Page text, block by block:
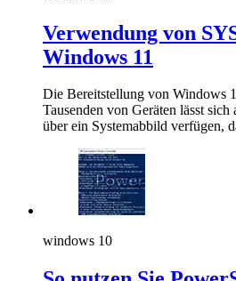
Verwendung von
Windows 11
Die Bereitstellung von Windows
Tausenden von Geräten lässt
über ein Systemabbild verfügen,
windows 10